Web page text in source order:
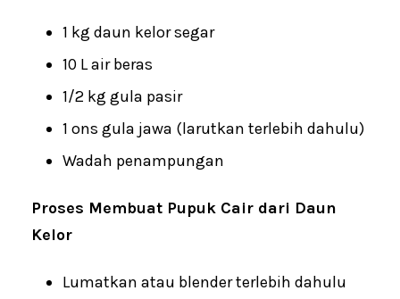
1 kg daun kelor segar
10 L air beras
1/2 kg gula pasir
1 ons gula jawa (larutkan terlebih dahulu)
Wadah penampungan
Proses Membuat Pupuk Cair dari Daun
Kelor
Lumatkan atau blender terlebih dahulu